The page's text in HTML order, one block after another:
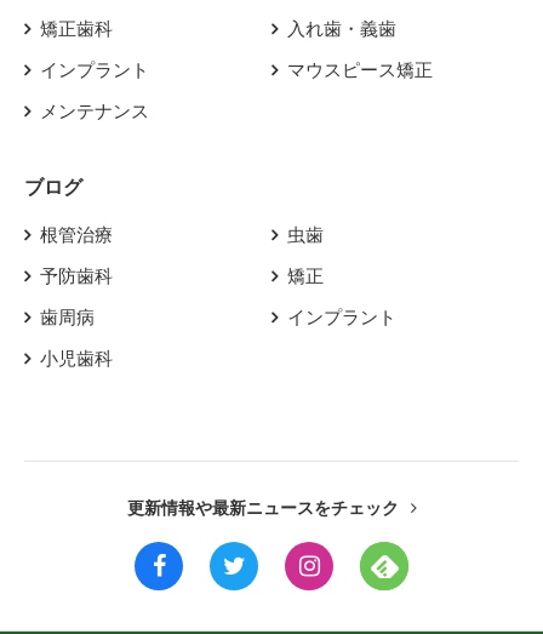
矯正歯科 入れ歯・義歯
インプラント マウスピース矯正
メンテナンス
ブログ
根管治療 虫歯
予防歯科 矯正
歯周病 インプラント
小児歯科
更新情報や最新ニュースをチェック